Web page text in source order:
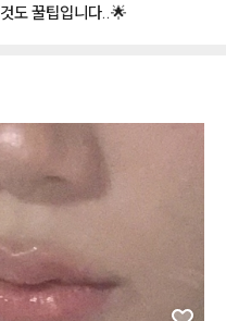
것도꿀팁입니다..🌟